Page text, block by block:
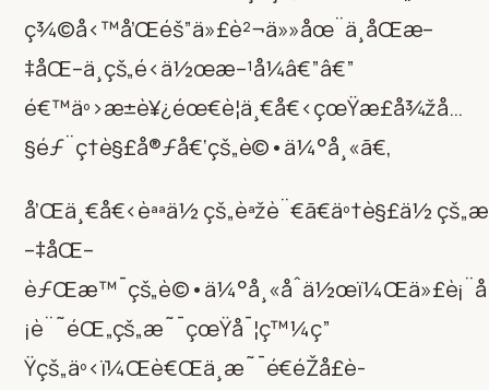
ç¾©å‹™å’Œéš”ä»£è²¬ä»»åœ¨ä¸åŒæ–
‡åŒ–ä¸­çš„é‹ä½œæ–¹å¼â€”â€”
é€™äº›æ±è¥¿éœ€è¦ä¸€å€‹çœŸæ­£å¾žå…
§éƒ¨ç†è§£å®ƒå€‘çš„è©•ä¼°å¸«ã€‚
å’Œä¸€å€‹èªªä½ çš„èªžè¨€ã€äº†è§£ä½ çš„æ
–‡åŒ–
èƒŒæ™¯çš„è©•ä¼°å¸«åˆä½œï¼Œä»£è¡¨å
¡è¨˜éŒ„çš„æ˜¯çœŸå¯¦ç™¼ç”
Ÿçš„äº‹ï¼Œè€Œä¸æ˜¯é€éŽå£è­